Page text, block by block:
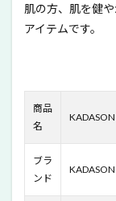
ームの洗
浄力や保
湿力は？
SKIN
CARE薬用
洗顔フォ
（セラミ
ド化粧
水）の使
肌の方、肌を健
アイテムです。
商品
名
ブラ
ンド
KADASON